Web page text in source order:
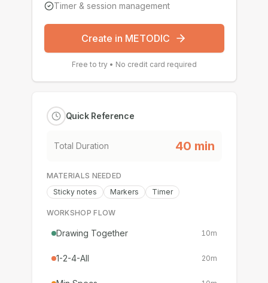
Timer & session management
Create in METODIC
Free to try • No credit card required
Quick Reference
Total Duration 40 min
MATERIALS NEEDED
Sticky notes
Markers Timer
WORKSHOP FLOW
Drawing Together 10m
1-2-4-All 20m